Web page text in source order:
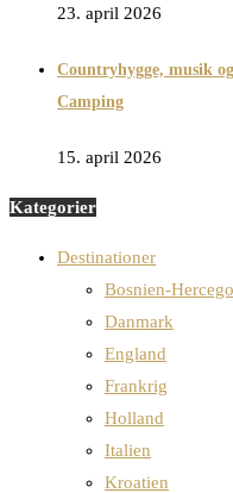
23. april 2026
Countryhygge, musik
Camping
15. april 2026
Kategorier
Destinationer
Bosnien-
Danmark
England
Frankrig
Holland
Italien
Kroatien